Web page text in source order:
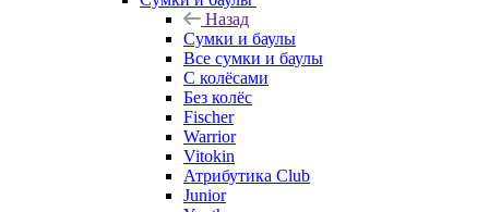
Назад
Сумки и баулы
Все сумки и баулы
С колёсами
Без колёс
Fischer
Warrior
Vitokin
Атрибутика Club
Junior